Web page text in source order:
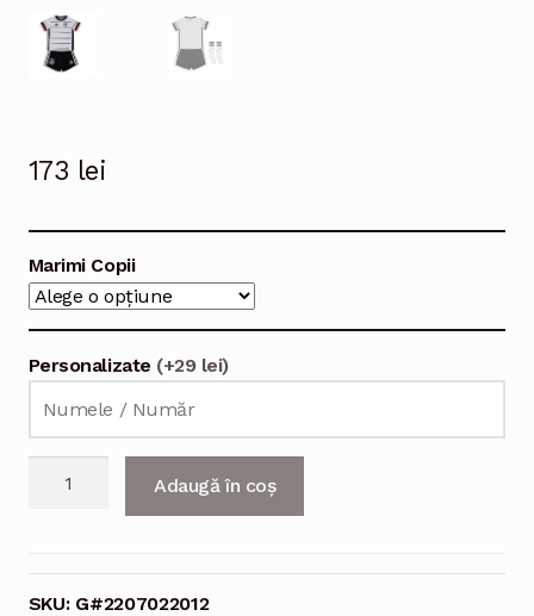
173 lei
Marimi Copii
Personalizate (+29 lei)
Adaugă în coș
SKU: G#2207022012